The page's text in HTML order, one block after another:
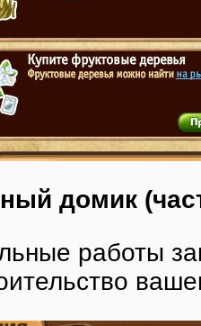
домик
работы